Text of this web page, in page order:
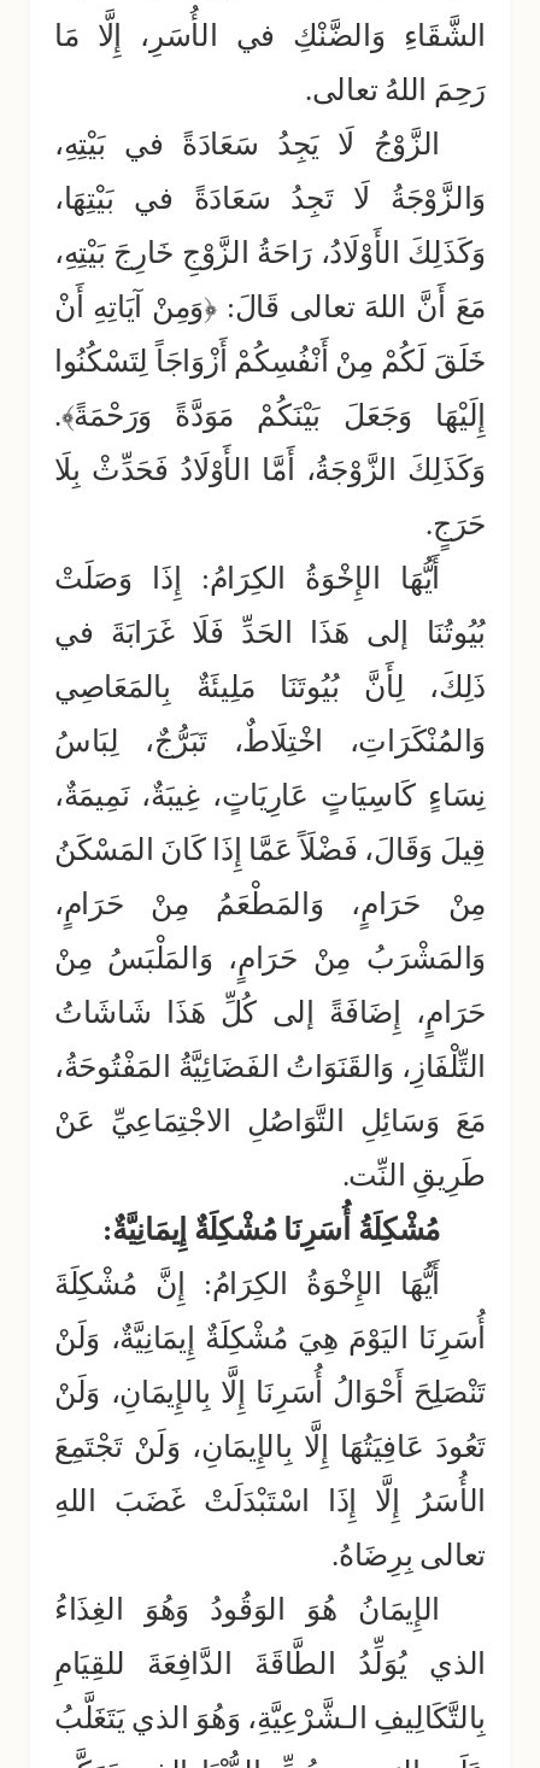
الشَّقَاءِ وَالضَّنْكِ في الأُسَرِ، إِلَّا مَا
رَحِمَ اللهُ تعالى.
الزَّوْجُ لَا يَجِدُ سَعَادَةً في بَيْتِهِ،
وَالزَّوْجَةُ لَا تَجِدُ سَعَادَةً في بَيْتِهَا،
وَكَذَلِكَ الأَوْلَادُ، رَاحَةُ الزَّوْجِ خَارِجَ بَيْتِهِ،
مَعَ أَنَّ اللهَ تعالى قَالَ: ﴿وَمِنْ آيَاتِهِ أَنْ
خَلَقَ لَكُمْ مِنْ أَنْفُسِكُمْ أَزْوَاجَاً لِتَسْكُنُوا
إِلَيْهَا وَجَعَلَ بَيْنَكُمْ مَوَدَّةً وَرَحْمَةً﴾.
وَكَذَلِكَ الزَّوْجَةُ، أَمَّا الأَوْلَادُ فَحَدِّثْ بِلَا
حَرَجٍ.
أَيُّهَا الإِخْوَةُ الكِرَامُ: إِذَا وَصَلَتْ
بُيُوتُنَا إلى هَذَا الحَدِّ فَلَا غَرَابَةَ في
ذَلِكَ، لِأَنَّ بُيُوتَنَا مَلِيئَةٌ بِالمَعَاصِي
وَالمُنْكَرَاتِ، اخْتِلَاطٌ، تَبَرُّجٌ، لِبَاسُ
نِسَاءٍ كَاسِيَاتٍ عَارِيَاتٍ، غِيبَةٌ، نَمِيمَةٌ،
قِيلَ وَقَالَ، فَضْلَاً عَمَّا إِذَا كَانَ المَسْكَنُ
مِنْ حَرَامٍ، وَالمَطْعَمُ مِنْ حَرَامٍ،
وَالمَشْرَبُ مِنْ حَرَامٍ، وَالمَلْبَسُ مِنْ
حَرَامٍ، إِضَافَةً إلى كُلِّ هَذَا شَاشَاتُ
التِّلْفَازِ، وَالقَنَوَاتُ الفَضَائِيَّةُ المَفْتُوحَةُ،
مَعَ وَسَائِلِ التَّوَاصُلِ الاجْتِمَاعِيِّ عَنْ
طَرِيقِ النِّت.
مُشْكِلَةُ أُسَرِنَا مُشْكِلَةٌ إِيمَانِيَّةٌ:
أَيُّهَا الإِخْوَةُ الكِرَامُ: إِنَّ مُشْكِلَةَ
أُسَرِنَا اليَوْمَ هِيَ مُشْكِلَةٌ إِيمَانِيَّةٌ، وَلَنْ
تَنْصَلِحَ أَحْوَالُ أُسَرِنَا إِلَّا بِالإِيمَانِ، وَلَنْ
تَعُودَ عَافِيَتُهَا إِلَّا بِالإِيمَانِ، وَلَنْ تَجْتَمِعَ
الأُسَرُ إِلَّا إِذَا اسْتَبْدَلَتْ غَضَبَ اللهِ
تعالى بِرِضَاهُ.
الإِيمَانُ هُوَ الوَقُودُ وَهُوَ الغِذَاءُ
الذي يُوَلِّدُ الطَّاقَةَ الدَّافِعَةَ للقِيَامِ
بِالتَّكَالِيفِ الـشَّرْعِيَّةِ، وَهُوَ الذي يَتَغَلَّبُ